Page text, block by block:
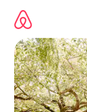
directement
contenu